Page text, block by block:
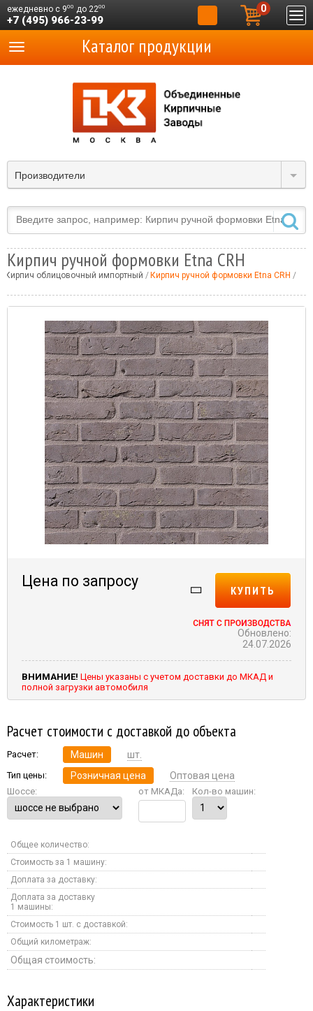
ежедневно с 900 до 2200
+7 (495) 966-23-99
0
Производители
Каталог продукции
Кирпич ручной формовки Etna CRH
Кирпич облицовочный импортный Кирпич ручной формовки Etna CRH
Цена по запросу
КУПИТЬ
Обновлено:
24.07.2026
ВНИМАНИЕ! Цены указаны с учетом доставки до МКАД и
полной загрузки автомобиля
Расчет стоимости с доставкой до объекта
Расчет: Машин шт.
Тип цены: Розничная цена Оптовая цена
Шоссе: от МКАДа: Кол-во машин:
Общее количество:
Стоимость за 1 машину:
Доплата за доставку:
Доплата за доставку
1 машины:
Стоимость 1 шт. с доставкой:
Общий километраж:
Общая стоимость:
Характеристики